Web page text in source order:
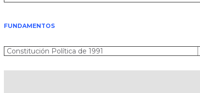
FUNDAMENTOS
Constitución Política de 1991